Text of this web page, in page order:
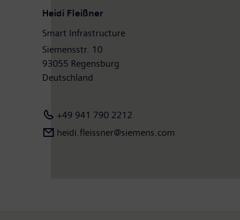
Heidi Fleißner
Smart Infrastructure
Siemensstr. 10
93055 Regensburg
Deutschland
+49 941 790 2212
heidi.fleissner@siemens.com